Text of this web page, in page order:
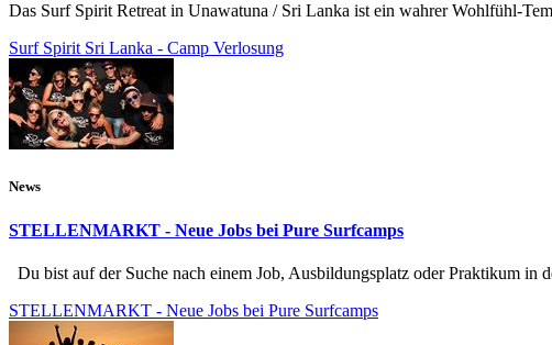
Das Surf Spirit Retreat in Unawatuna / Sri Lanka ist ein wahrer Wohlfühl-
Surf Spirit Sri Lanka - Camp Verlosung
News
STELLENMARKT - Neue Jobs bei Pure Surfcamps
Du bist auf der Suche nach einem Job, Ausbildungsplatz oder Praktikum in
STELLENMARKT - Neue Jobs bei Pure Surfcamps